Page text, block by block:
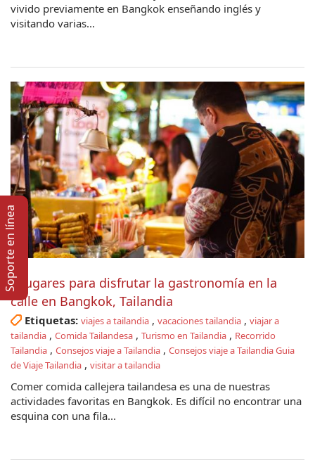
vivido previamente en Bangkok enseñando inglés y
visitando varias...
5 lugares para disfrutar la gastronomía en la
calle en Bangkok, Tailandia
Etiquetas: viajes a tailandia , vacaciones tailandia , viajar a
tailandia , Comida Tailandesa , Turismo en Tailandia , Recorrido
Tailandia , Consejos viaje a Tailandia , Consejos viaje a Tailandia Guia
de Viaje Tailandia , visitar a tailandia
Comer comida callejera tailandesa es una de nuestras
actividades favoritas en Bangkok. Es difícil no encontrar una
esquina con una fila...
Soporte en lí­nea